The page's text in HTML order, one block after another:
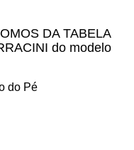
DA TABELA
do modelo
do Pé